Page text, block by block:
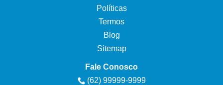
Políticas
Termos
Blog
Sitemap
Fale Conosco
(62) 99999-9999